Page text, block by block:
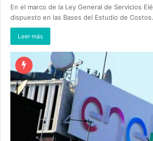
En el marco de la Ley General de Servicios
dispuesto en las Bases del Estudio de
Leer más